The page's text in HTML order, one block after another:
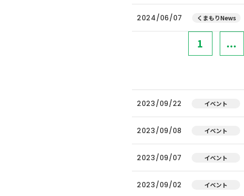
2024/06/07 くまもりNews
1 ...
2023/09/22 イベント
2023/09/08 イベント
2023/09/07 イベント
2023/09/02 イベント